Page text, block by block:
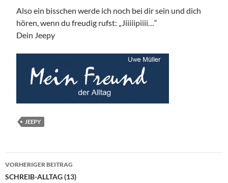
Also ein bisschen werde ich noch bei dir sein und dich
hören, wenn du freudig rufst: „Jiiiiipiiii…“
Dein Jeepy
JEEPY
Beitragsnavigation
VORHERIGER BEITRAG
SCHREIB-ALLTAG (13)